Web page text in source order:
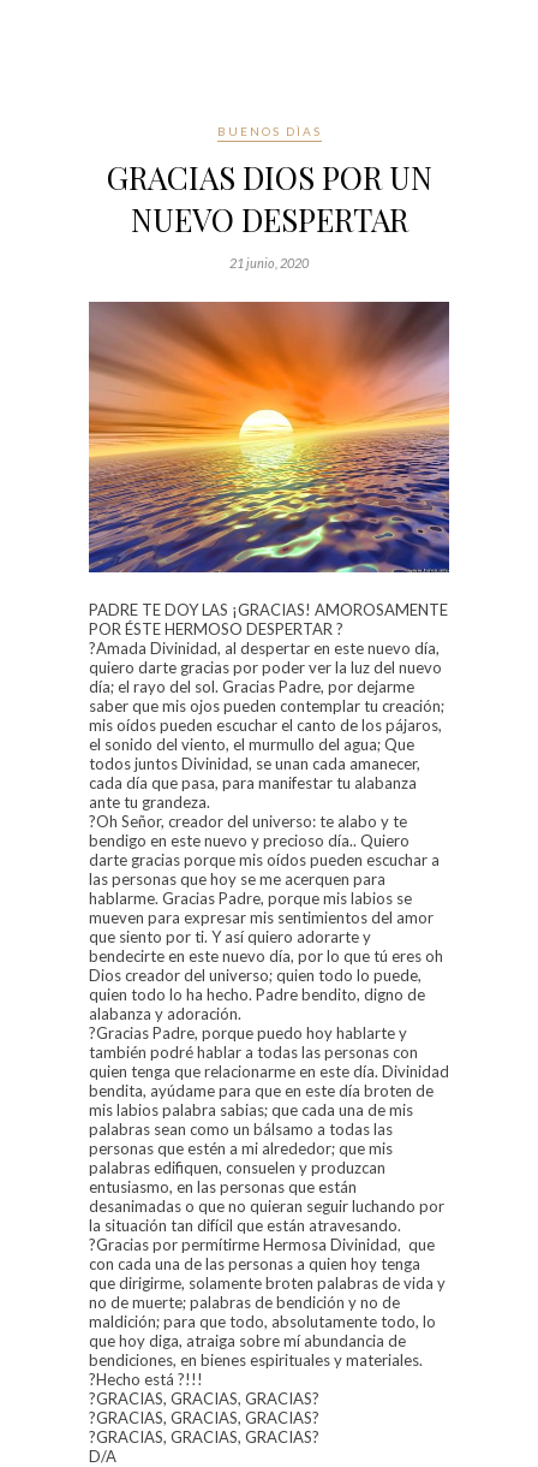
BUENOS DÌAS
GRACIAS DIOS POR UN
NUEVO DESPERTAR
21 junio, 2020
PADRE TE DOY LAS ¡GRACIAS! AMOROSAMENTE
POR ÉSTE HERMOSO DESPERTAR ?
?Amada Divinidad, al despertar en este nuevo día,
quiero darte gracias por poder ver la luz del nuevo
día; el rayo del sol. Gracias Padre, por dejarme
saber que mis ojos pueden contemplar tu creación;
mis oídos pueden escuchar el canto de los pájaros,
el sonido del viento, el murmullo del agua; Que
todos juntos Divinidad, se unan cada amanecer,
cada día que pasa, para manifestar tu alabanza
ante tu grandeza.
?Oh Señor, creador del universo: te alabo y te
bendigo en este nuevo y precioso día.. Quiero
darte gracias porque mis oídos pueden escuchar a
las personas que hoy se me acerquen para
hablarme. Gracias Padre, porque mis labios se
mueven para expresar mis sentimientos del amor
que siento por ti. Y así quiero adorarte y
bendecirte en este nuevo día, por lo que tú eres oh
Dios creador del universo; quien todo lo puede,
quien todo lo ha hecho. Padre bendito, digno de
alabanza y adoración.
?Gracias Padre, porque puedo hoy hablarte y
también podré hablar a todas las personas con
quien tenga que relacionarme en este día. Divinidad
bendita, ayúdame para que en este día broten de
mis labios palabra sabias; que cada una de mis
palabras sean como un bálsamo a todas las
personas que estén a mi alrededor; que mis
palabras edifiquen, consuelen y produzcan
entusiasmo, en las personas que están
desanimadas o que no quieran seguir luchando por
la situación tan difícil que están atravesando.
?Gracias por permítirme Hermosa Divinidad, que
con cada una de las personas a quien hoy tenga
que dirigirme, solamente broten palabras de vida y
no de muerte; palabras de bendición y no de
maldición; para que todo, absolutamente todo, lo
que hoy diga, atraiga sobre mí abundancia de
bendiciones, en bienes espirituales y materiales.
?Hecho está ?!!!
?GRACIAS, GRACIAS, GRACIAS?
?GRACIAS, GRACIAS, GRACIAS?
?GRACIAS, GRACIAS, GRACIAS?
D/A